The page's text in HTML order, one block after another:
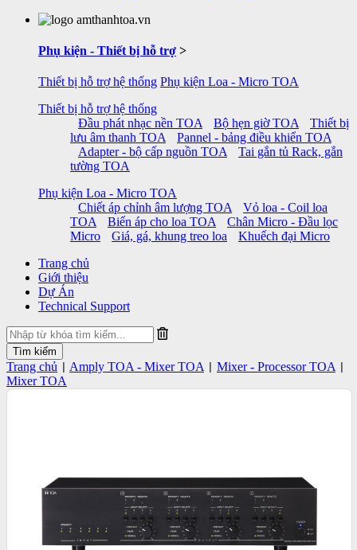
Phụ kiện - Thiết bị hỗ trợ >
Thiết bị hỗ trợ hệ thống Phụ kiện Loa - Micro TOA
Thiết bị hỗ trợ hệ thống
Đầu phát nhạc nền TOA
Bộ hẹn giờ TOA
Thiết bị
lưu âm thanh TOA
Pannel - bảng điều khiển TOA
Adapter - bộ cấp nguồn TOA
Tai gắn tủ Rack, gắn
tường TOA
Phụ kiện Loa - Micro TOA
Chiết áp chỉnh âm lượng TOA
Vỏ loa - Coil loa
TOA
Biến áp cho loa TOA
Chân Micro - Đầu lọc
Micro
Giá, gá, khung treo loa
Khuếch đại Micro
Trang chủ
Giới thiệu
Dự Án
Technical Support
Trang chủ Amply TOA - Mixer TOA Mixer - Processor TOA
Mixer TOA